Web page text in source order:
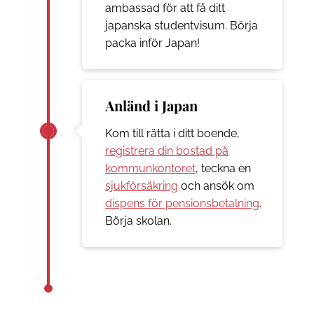
ambassad för att få ditt
japanska studentvisum. Börja
packa inför Japan!
Anländ i Japan
Kom till rätta i ditt boende,
registrera din bostad på
kommunkontoret, teckna en
sjukförsäkring och ansök om
dispens för pensionsbetalning.
Börja skolan.